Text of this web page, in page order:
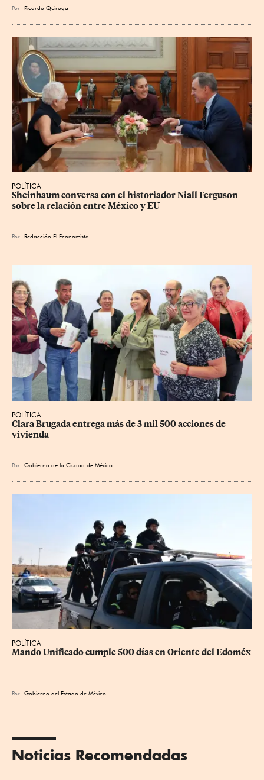
Por Ricardo Quiroga
POLÍTICA
Sheinbaum conversa con el historiador Niall Ferguson
sobre la relación entre México y EU
Por Redacción El Economista
POLÍTICA
Clara Brugada entrega más de 3 mil 500 acciones de
vivienda
Por Gobierno de la Ciudad de México
POLÍTICA
Mando Unificado cumple 500 días en Oriente del Edoméx
Por Gobierno del Estado de México
Noticias Recomendadas